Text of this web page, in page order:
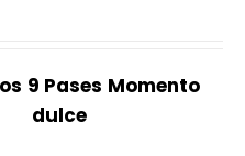
9 Pases Momento
dulce